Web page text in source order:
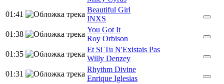
01:41
Beautiful Girl
INXS
01:38
You Got It
Roy Orbison
01:35
Et Si Tu N'Existais Pas
Willy Denzey
01:31
Rhythm Divine
Enrique Iglesias